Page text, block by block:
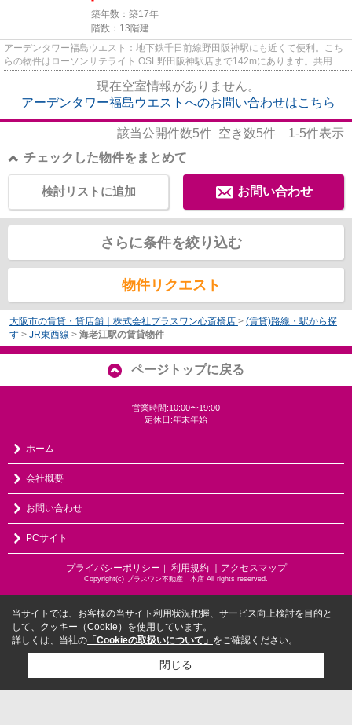
築年数：築17年
階数：13階建
アーデンタワー福島ウエスト：地下鉄千日前線野田阪神駅にも近くて便利。こち
らの物件はローソンサテライト OSL野田阪神駅店まで142mにあります。共用部
現在空室情報がありません。
アーデンタワー福島ウエストへのお問い合わせはこちら
該当公開件数5件 空き数5件 1-5件表示
チェックした物件をまとめて
お問い合わせ
検討リストに追加
さらに条件を絞り込む
物件リクエスト
大阪市の賃貸・貸店舗｜株式会社プラスワン心斎橋店 > (賃貸)路線・駅から探
す > JR東西線 > 海老江駅の賃貸物件
ページトップに戻る
営業時間:10:00〜19:00
定休日:年末年始
ホーム
会社概要
お問い合わせ
PCサイト
プライバシーポリシー ｜ 利用規約 ｜アクセスマップ
Copyright(c) プラスワン不動産 本店 All rights reserved.
当サイトでは、お客様の当サイト利用状況把握、サービス向上検討を目的と
して、クッキー（Cookie）を使用しています。
詳しくは、当社の 「Cookieの取扱いについて」 をご確認ください。
閉じる